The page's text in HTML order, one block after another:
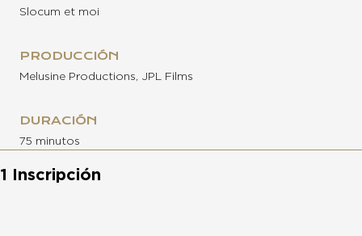
Slocum et moi
PRODUCCIÓN
Melusine Productions, JPL Films
DURACIÓN
75 minutos
1 Inscripción